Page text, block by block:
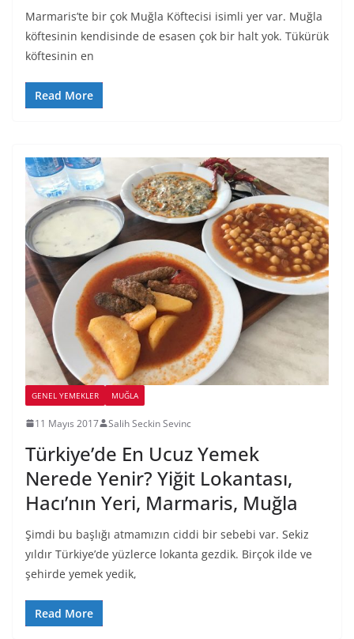
Marmaris’te bir çok Muğla Köftecisi isimli yer var. Muğla
köftesinin kendisinde de esasen çok bir halt yok. Tükürük
köftesinin en
Read More
GENEL YEMEKLER MUĞLA
11 Mayıs 2017 Salih Seckin Sevinc
Türkiye’de En Ucuz Yemek
Nerede Yenir? Yiğit Lokantası,
Hacı’nın Yeri, Marmaris, Muğla
Şimdi bu başlığı atmamızın ciddi bir sebebi var. Sekiz
yıldır Türkiye’de yüzlerce lokanta gezdik. Birçok ilde ve
şehirde yemek yedik,
Read More